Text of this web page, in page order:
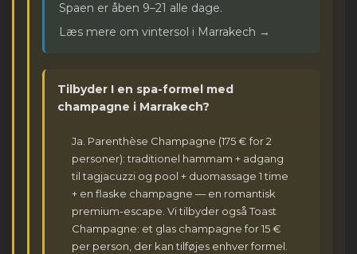
Spaen er åben 9–21 alle dage.
Læs mere om vintersol i Marrakech →
Tilbyder I en spa-formel med
champagne i Marrakech?
Ja. Parenthèse Champagne (175 € for 2
personer): traditionel hammam + adgang
til tagjacuzzi og pool + duomassage 1 time
+ en flaske champagne — en romantisk
premium-escape. Vi tilbyder også Toast
Champagne: et glas champagne for 15 €
per person, der kan tilføjes enhver formel.